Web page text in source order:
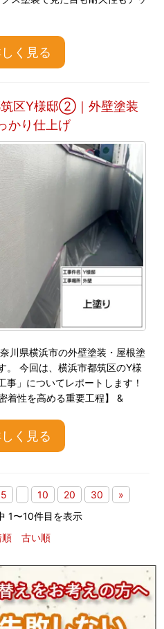
く見る
筑区Y様邸②｜外壁塗装
かり仕上げ
川県横浜市の外壁塗装・屋根塗
。 今回は、横浜市都筑区のY様
事」についてレポートします！
着性を高める重要工程】 &
く見る
5 10 20 30
»
1〜10件目を表示
順
古い順